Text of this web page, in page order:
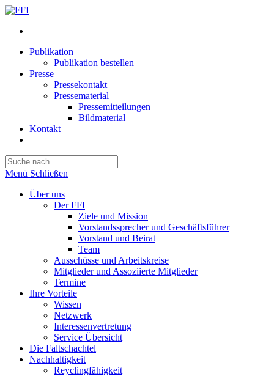
Publikation
Publikation bestellen
Presse
Pressekontakt
Pressematerial
Pressemitteilungen
Bildmaterial
Kontakt
umschalten
Escape
search
panel.
Menü Schließen
Über uns
Der FFI
Ziele und Mission
Vorstandssprecher und Geschäftsführer
Vorstand und Beirat
Team
Ausschüsse und Arbeitskreise
Mitglieder und Assoziierte Mitglieder
Termine
Ihre Vorteile
Wissen
Netzwerk
Interessenvertretung
Service Übersicht
Die Faltschachtel
Nachhaltigkeit
Reyclingfähigkeit